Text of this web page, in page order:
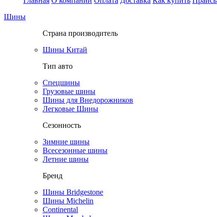
Шины
Страна производитель
Шины Китай
Тип авто
Спецшины
Грузовые шины
Шины для Внедорожников
Легковые Шины
Сезонность
Зимние шины
Всесезонные шины
Летние шины
Бренд
Шины Bridgestone
Шины Michelin
Continental